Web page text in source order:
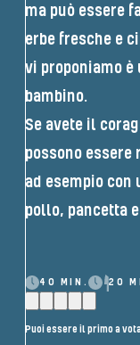
ma può essere
erbe fresche e
vi proponiamo
bambino.
Se avete il
possono
ad esempio
pollo, pancetta
40 MIN. 20
Puoi essere il primo a